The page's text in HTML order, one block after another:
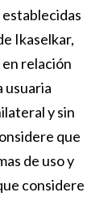
Ikaselkar,
relación
usuaria
y sin
que
de uso y
considere